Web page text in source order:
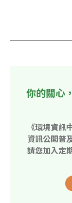
你的關心
《環境資訊
資訊公開普
請您加入定